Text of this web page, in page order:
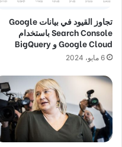
تجاوز القيود في بيانات Google
Search Console باستخدام
Google Cloud و BigQuery
6 مايو، 2024